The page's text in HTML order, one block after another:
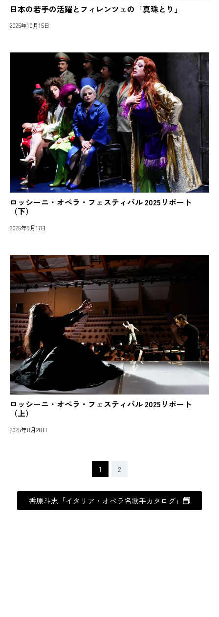
日本の若手の活躍とフィレンツェの「真珠とり」
2025年10月15日
ロッシーニ・オペラ・フェスティバル 2025リポート
（下）
2025年9月17日
ロッシーニ・オペラ・フェスティバル 2025リポート
（上）
2025年8月28日
1 2
香原斗志「イタリア・オペラ名歌手カタログ」